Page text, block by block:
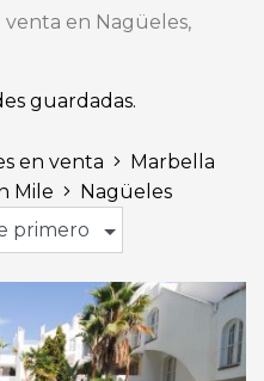
venta en Nagüeles,
guardadas.
en venta
Marbella
Mile
Nagüeles
primero